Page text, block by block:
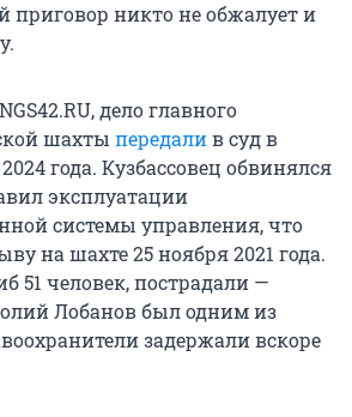
приговор никто не обжалует и
дело главного
шахты передалив суд в
года. Кузбассовец обвинялся
эксплуатации
системы управления, что
на шахте 25 ноября 2021 года.
51 человек, пострадали —
Лобанов был одним из
задержали вскоре